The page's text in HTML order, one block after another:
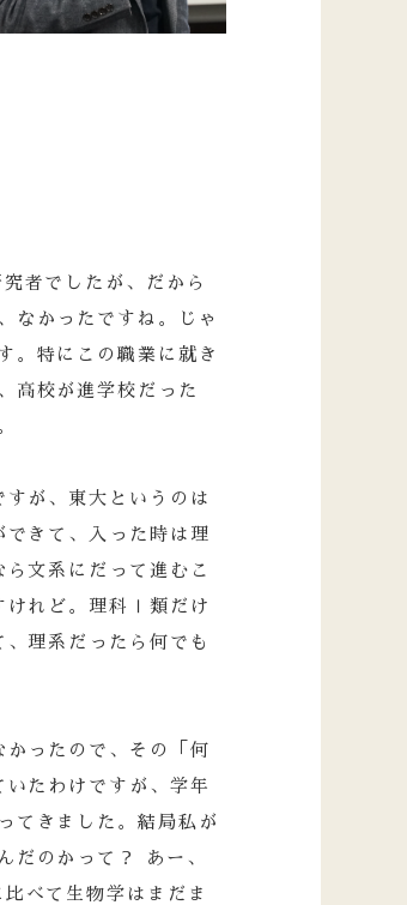
者でしたが、だから
なかったですね。じゃ
。特にこの職業に就き
高校が進学校だった
が、東大というのは
できて、入った時は理
文系にだって進むこ
けれど。理科Ⅰ類だけ
理系だったら何でも
ったので、その「何
たわけですが、学年
てきました。結局私が
だのかって？ あー、
べて生物学はまだま